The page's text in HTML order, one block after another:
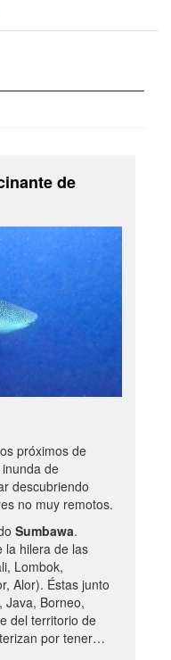
de
próximos de
de
descubriendo
no muy remotos.
Sumbawa.
la hilera de las
Lombok,
Alor). Éstas junto
Java, Borneo,
del territorio de
por tener…